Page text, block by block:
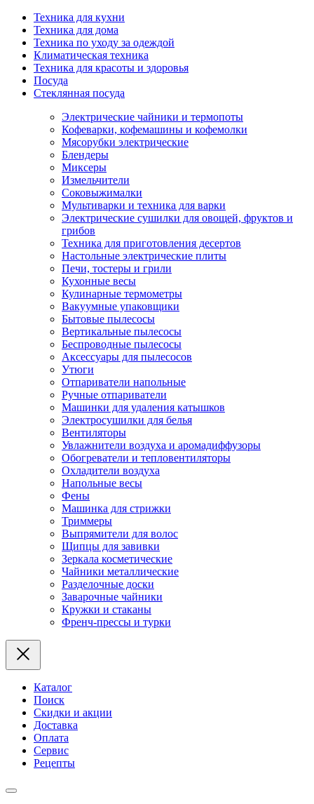
Техника для кухни
Техника для дома
Техника по уходу за одеждой
Климатическая техника
Техника для красоты и здоровья
Посуда
Стеклянная посуда
Электрические чайники и термопоты
Кофеварки, кофемашины и кофемолки
Мясорубки электрические
Блендеры
Миксеры
Измельчители
Соковыжималки
Мультиварки и техника для варки
Электрические сушилки для овощей, фруктов и
грибов
Техника для приготовления десертов
Настольные электрические плиты
Печи, тостеры и грили
Кухонные весы
Кулинарные термометры
Вакуумные упаковщики
Бытовые пылесосы
Вертикальные пылесосы
Беспроводные пылесосы
Аксессуары для пылесосов
Утюги
Отпариватели напольные
Ручные отпариватели
Машинки для удаления катышков
Электросушилки для белья
Вентиляторы
Увлажнители воздуха и аромадиффузоры
Обогреватели и тепловентиляторы
Охладители воздуха
Напольные весы
Фены
Машинка для стрижки
Триммеры
Выпрямители для волос
Щипцы для завивки
Зеркала косметические
Чайники металлические
Разделочные доски
Заварочные чайники
Кружки и стаканы
Френч-прессы и турки
Каталог
Поиск
Скидки и акции
Доставка
Оплата
Сервис
Рецепты